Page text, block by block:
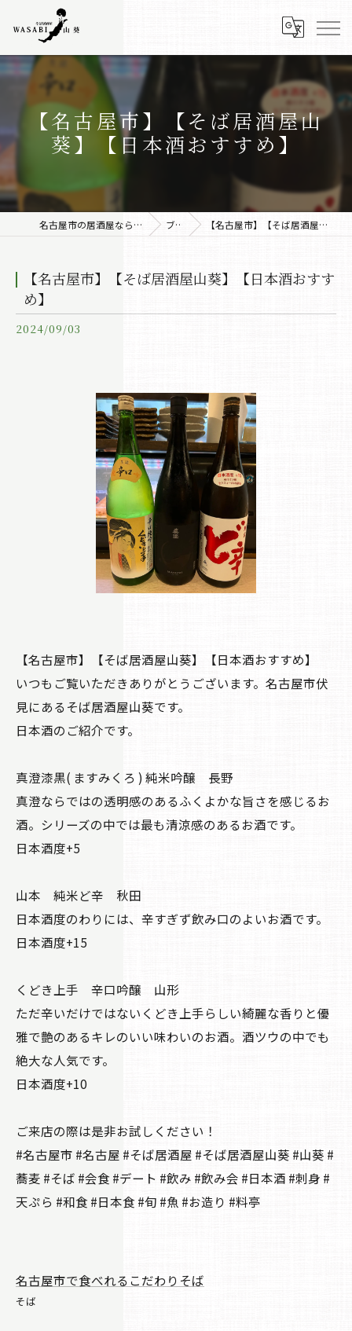
【名古屋市】【そば居酒屋山
葵】【日本酒おすすめ】
名古屋市の居酒屋なら株式会社みちしるべ ブログ 【名古屋市】【そば居酒屋山葵】【日本酒おすすめ】
【名古屋市】【そば居酒屋山葵】【日本酒おすす
め】
2024/09/03
【名古屋市】【そば居酒屋山葵】【日本酒おすすめ】
いつもご覧いただきありがとうございます。名古屋市伏
見にあるそば居酒屋山葵です。
日本酒のご紹介です。
真澄漆黒( ますみくろ ) 純米吟醸 長野
真澄ならではの透明感のあるふくよかな旨さを感じるお
酒。シリーズの中では最も清涼感のあるお酒です。
日本酒度+5
山本 純米ど辛 秋田
日本酒度のわりには、辛すぎず飲み口のよいお酒です。
日本酒度+15
くどき上手 辛口吟醸 山形
ただ辛いだけではないくどき上手らしい綺麗な香りと優
雅で艶のあるキレのいい味わいのお酒。酒ツウの中でも
絶大な人気です。
日本酒度+10
ご来店の際は是非お試しください！
#名古屋市 #名古屋 #そば居酒屋 #そば居酒屋山葵 #山葵 #
蕎麦 #そば #会食 #デート #飲み #飲み会 #日本酒 #刺身 #
天ぷら #和食 #日本食 #旬 #魚 #お造り #料亭
名古屋市で食べれるこだわりそば
そば